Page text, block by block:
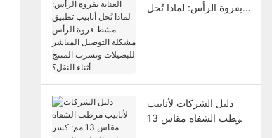
بفروة الرأس: لماذا تُحل
دليل الشركات لأنابيب
مرطب الشفاه مقاس 13